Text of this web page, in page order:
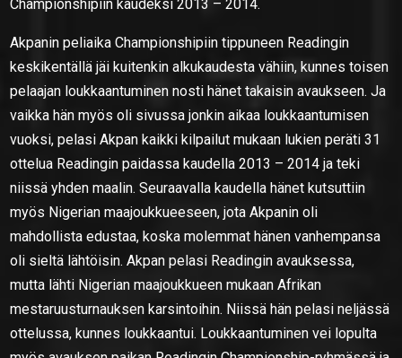
Championshipiin kaudeksi 2013 – 2014.
Akpanin peliaika Championshipiin tippuneen Readingin
keskikentällä jäi kuitenkin alkukaudesta vähiin, kunnes toisen
pelaajan loukkaantuminen nosti hänet takaisin avaukseen. Ja
vaikka hän myös oli sivussa jonkin aikaa loukkaantumisen
vuoksi, pelasi Akpan kaikki kilpailut mukaan lukien peräti 31
ottelua Readingin paidassa kaudella 2013 – 2014 ja teki
niissä yhden maalin. Seuraavalla kaudella hänet kutsuttiin
myös Nigerian maajoukkueeseen, jota Akpanin oli
mahdollista edustaa, koska molemmat hänen vanhempansa
oli sieltä lähtöisin. Akpan pelasi Readingin avauksessa,
mutta lähti Nigerian maajoukkueen mukaan Afrikan
mestaruusturnauksen karsintoihin. Niissä hän pelasi neljässä
ottelussa, kunnes loukkaantui. Loukkaantuminen vei lopulta